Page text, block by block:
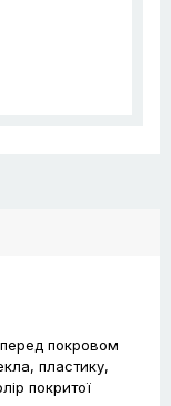
перед покровом
пластику,
покритої